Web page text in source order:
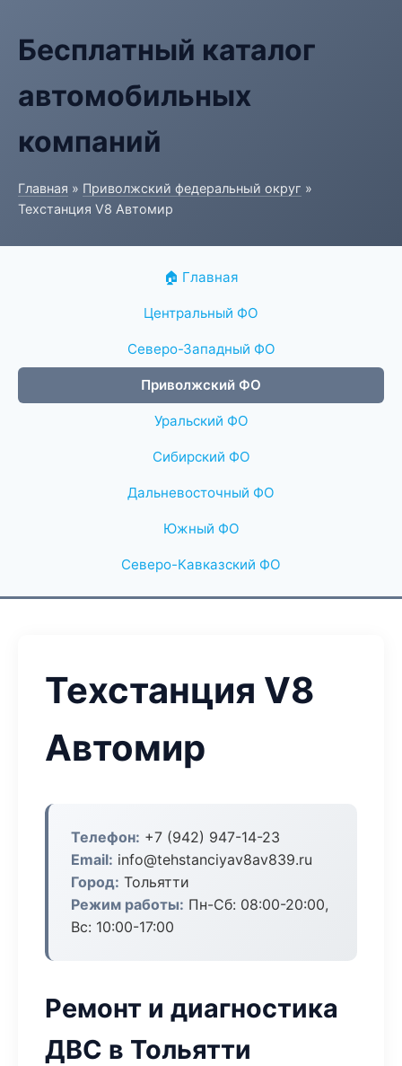
Бесплатный каталог
автомобильных
компаний
Главная » Приволжский федеральный округ »
Техстанция V8 Автомир
🏠 Главная
Центральный ФО
Северо-Западный ФО
Приволжский ФО
Уральский ФО
Сибирский ФО
Дальневосточный ФО
Южный ФО
Северо-Кавказский ФО
Техстанция V8
Автомир
Телефон: +7 (942) 947-14-23
Email: info@tehstanciyav8av839.ru
Город: Тольятти
Режим работы: Пн-Сб: 08:00-20:00,
Вс: 10:00-17:00
Ремонт и диагностика
ДВС в Тольятти